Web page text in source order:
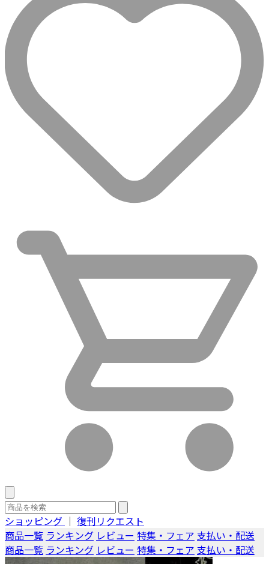
ショッピング ｜ 復刊リクエスト
商品一覧 ランキング レビュー 特集・フェア 支払い・配送
商品一覧 ランキング レビュー 特集・フェア 支払い・配送